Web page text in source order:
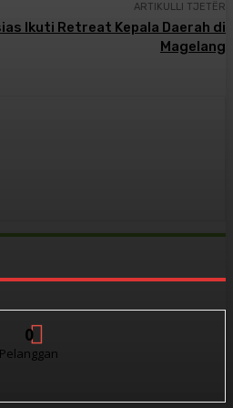
ARTIKULLI TJETËR
Ikuti Retreat Kepala Daerah di
Magelang
0
Pelanggan